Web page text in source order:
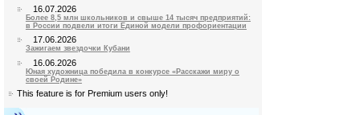
16.07.2026
Более 8,5 млн школьников и свыше 14 тысяч предприятий:
в России подвели итоги Единой модели профориентации
17.06.2026
Зажигаем звездочки Кубани
16.06.2026
Юная художница победила в конкурсе «Расскажи миру о
своей Родине»
This feature is for Premium users only!